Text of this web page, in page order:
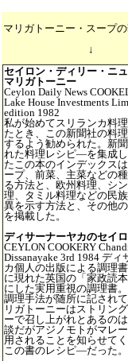
マリガトーニー・スープ
↓
セイロン・ディリー・ニ
マリガトーニー
Ceylon Daily News
Lake House Investments
edition 1982
私が始めてスリランカ料
たとき、この新聞社の料
するよう勧められた。新
れた料理レシピ―を集成
たこの本のインデックス
ープ、前菜、主菜などの
る方法と、欧州料理、シ
理、タミル料理などの民
異を示す方法と、その他
を掲載した。
ディサーナーヤカのセイ
CEYLON COOKERY
Dissanayake 3rd 1984 ディ
カ個人の出版による調理
に現れた英国の「家政読
にした実用重視の調理書
調理手法が随所に記され
リガトーニーはストリン
ーで召し上がれとあるの
談だがアジノモトがマレ
用されることを知らせて
この書のレシピ―だった。